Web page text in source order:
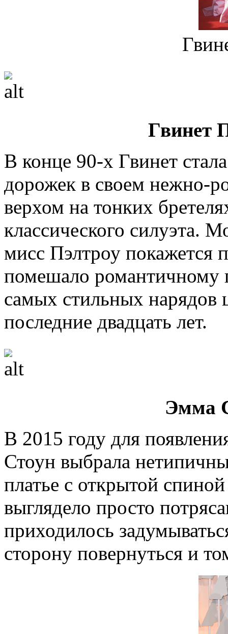
Гвинет
В конце 90-х Гвинет
дорожек в своем нежно-
верхом на тонких
классического силуэта.
мисс Пэлтроу покажется
помешало романтичному
самых стильных нарядов
последние двадцать лет.
Эмма
В 2015 году для
Стоун выбрала
платье с открытой
выглядело просто
приходилось
сторону повернуться и